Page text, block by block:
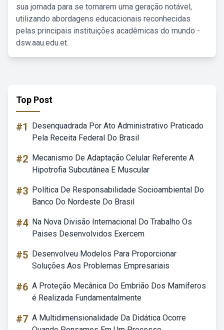
sua jornada para se tornarem uma geração notável,
utilizando abordagens educacionais reconhecidas
pelas principais instituições acadêmicas do mundo -
dsw.aau.edu.et.
Top Post
#1
Desenquadrada Por Ato Administrativo Praticado
Pela Receita Federal Do Brasil
#2 Mecanismo De Adaptação Celular Referente A
Hipotrofia Subcutânea E Muscular
#3 Política De Responsabilidade Socioambiental Do
Banco Do Nordeste Do Brasil
#4 Na Nova Divisão Internacional Do Trabalho Os
Paises Desenvolvidos Exercem
#5 Desenvolveu Modelos Para Proporcionar
Soluções Aos Problemas Empresariais
#6 A Proteção Mecânica Do Embrião Dos Mamíferos
é Realizada Fundamentalmente
#7 A Multidimensionalidade Da Didática Ocorre